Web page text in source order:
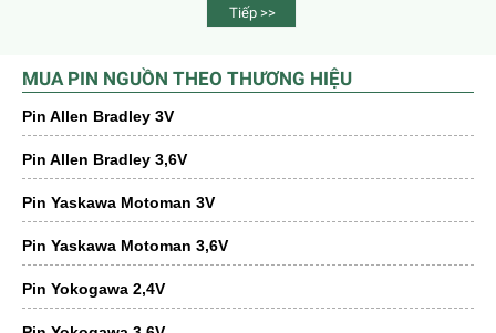
Tiếp >>
MUA PIN NGUỒN THEO THƯƠNG HIỆU
Pin Allen Bradley 3V
Pin Allen Bradley 3,6V
Pin Yaskawa Motoman 3V
Pin Yaskawa Motoman 3,6V
Pin Yokogawa 2,4V